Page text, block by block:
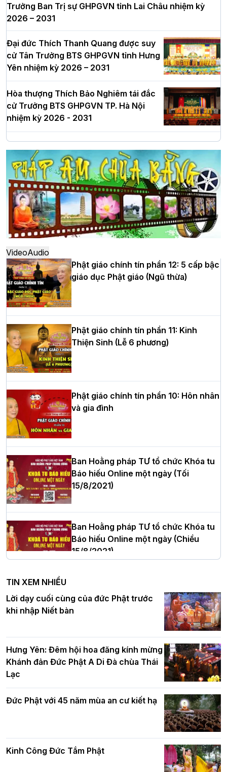
Trưởng Ban Trị sự GHPGVN tỉnh Lai Châu nhiệm kỳ
2026 – 2031
Đại đức Thích Thanh Quang được suy
cử Tân Trưởng BTS GHPGVN tỉnh Hưng
Yên nhiệm kỳ 2026 – 2031
Hòa thượng Thích Bảo Nghiêm tái đắc
cử Trưởng BTS GHPGVN TP. Hà Nội
nhiệm kỳ 2026 - 2031
Hà Nội: Long trọng lễ khởi công xây
dựng Trung tâm văn hóa Phật giáo Thủ
đô
Hà Nội: Ngày tu học cuối cùng khép lại
khóa sinh hoạt Phật pháp mùa hè lần
thứ XIV tại chùa Bằng
Học yêu thương trong ngày tu tập thứ
tư của Khóa sinh hoạt Phật pháp mùa
hè tại chùa Bằng
HT.Thích Thọ Lạc được suy cử làm tân
Trưởng BTS GHPGVN tỉnh Nghệ An
Hòa thượng Thích Quảng Tùng tái đắc
cử Trưởng BTS GHPGVN thành phố Hải
Phòng nhiệm kỳ 2026 – 2031
Thượng tọa Thích Tâm Chính được suy
cử tân Trưởng ban Trị sự GHPGVN tỉnh
Hà Nội: Tăng Ni Trường hạ Bồ Đề trang
nghiêm tác pháp Tiền an cư PL.2570 –
DL.2026
chúc mừng Phật đản BTS GHPGVN TP.
Hà Nội
Hơn 5.000 người tham dự diễu hành,
VideoAudio
Phật giáo chính tín phần 12: 5 cấp bậc
giáo dục Phật giáo (Ngũ thừa)
Phật giáo chính tín phần 11: Kinh
Thiện Sinh (Lễ 6 phương)
Phật giáo chính tín phần 10: Hôn nhân
và gia đình
Ban Hoằng pháp TƯ tổ chức Khóa tu
Báo hiếu Online một ngày (Tối
15/8/2021)
Ban Hoằng pháp TƯ tổ chức Khóa tu
Báo hiếu Online một ngày (Chiều
15/8/2021)
Ban Hoằng pháp TƯ tổ chức Khóa tu
Báo hiếu Online một ngày (Sáng
15/8/2021)
Tinh thần yêu nước của Phật giáo
Phật giáo chính tín Phần 9: Giải thích
TIN XEM NHIỀU
Lời dạy cuối cùng của đức Phật trước
khi nhập Niết bàn
Hưng Yên: Đêm hội hoa đăng kính mừng
Khánh đản Đức Phật A Di Đà chùa Thái
Lạc
Đức Phật với 45 năm mùa an cư kiết hạ
Kinh Công Đức Tắm Phật